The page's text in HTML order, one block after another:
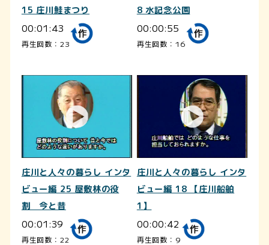
15 庄川鮭まつり
00:01:43
再生回数：23
8 水記念公園
00:00:55
再生回数：16
庄川と人々の暮らし インタ
ビュー編 25 屋敷林の役
割 今と昔
00:01:39
再生回数：22
庄川と人々の暮らし インタ
ビュー編 18 【庄川船舶
1】
00:00:42
再生回数：9